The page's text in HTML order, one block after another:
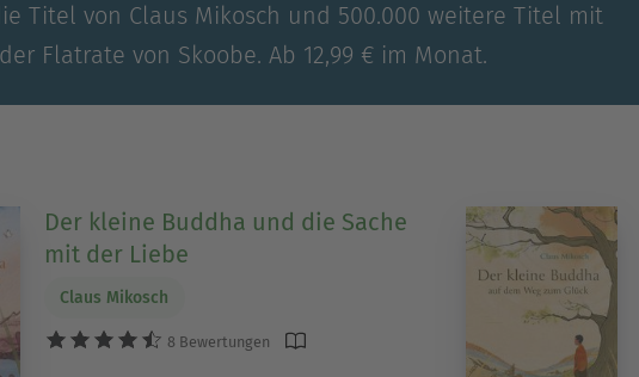
Titel von Claus Mikosch und 500.000 weitere Titel mit
der Flatrate von Skoobe. Ab 12,99 € im Monat.
Der kleine Buddha und die Sache
mit der Liebe
Claus Mikosch
8 Bewertungen